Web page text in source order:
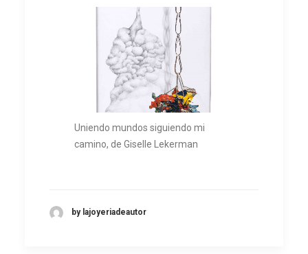
Uniendo mundos siguiendo mi
camino, de Giselle Lekerman
by lajoyeriadeautor